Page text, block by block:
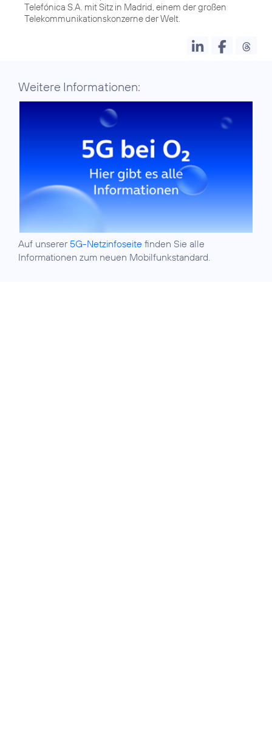
Telefónica S.A. mit Sitz in Madrid, einem der großen
Weitere Informationen:
Auf unserer 5G-Netzinfoseite finden Sie alle
Informationen zum neuen Mobilfunkstandard.